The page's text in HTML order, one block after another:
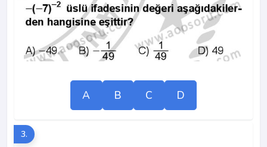
A B C D
3.